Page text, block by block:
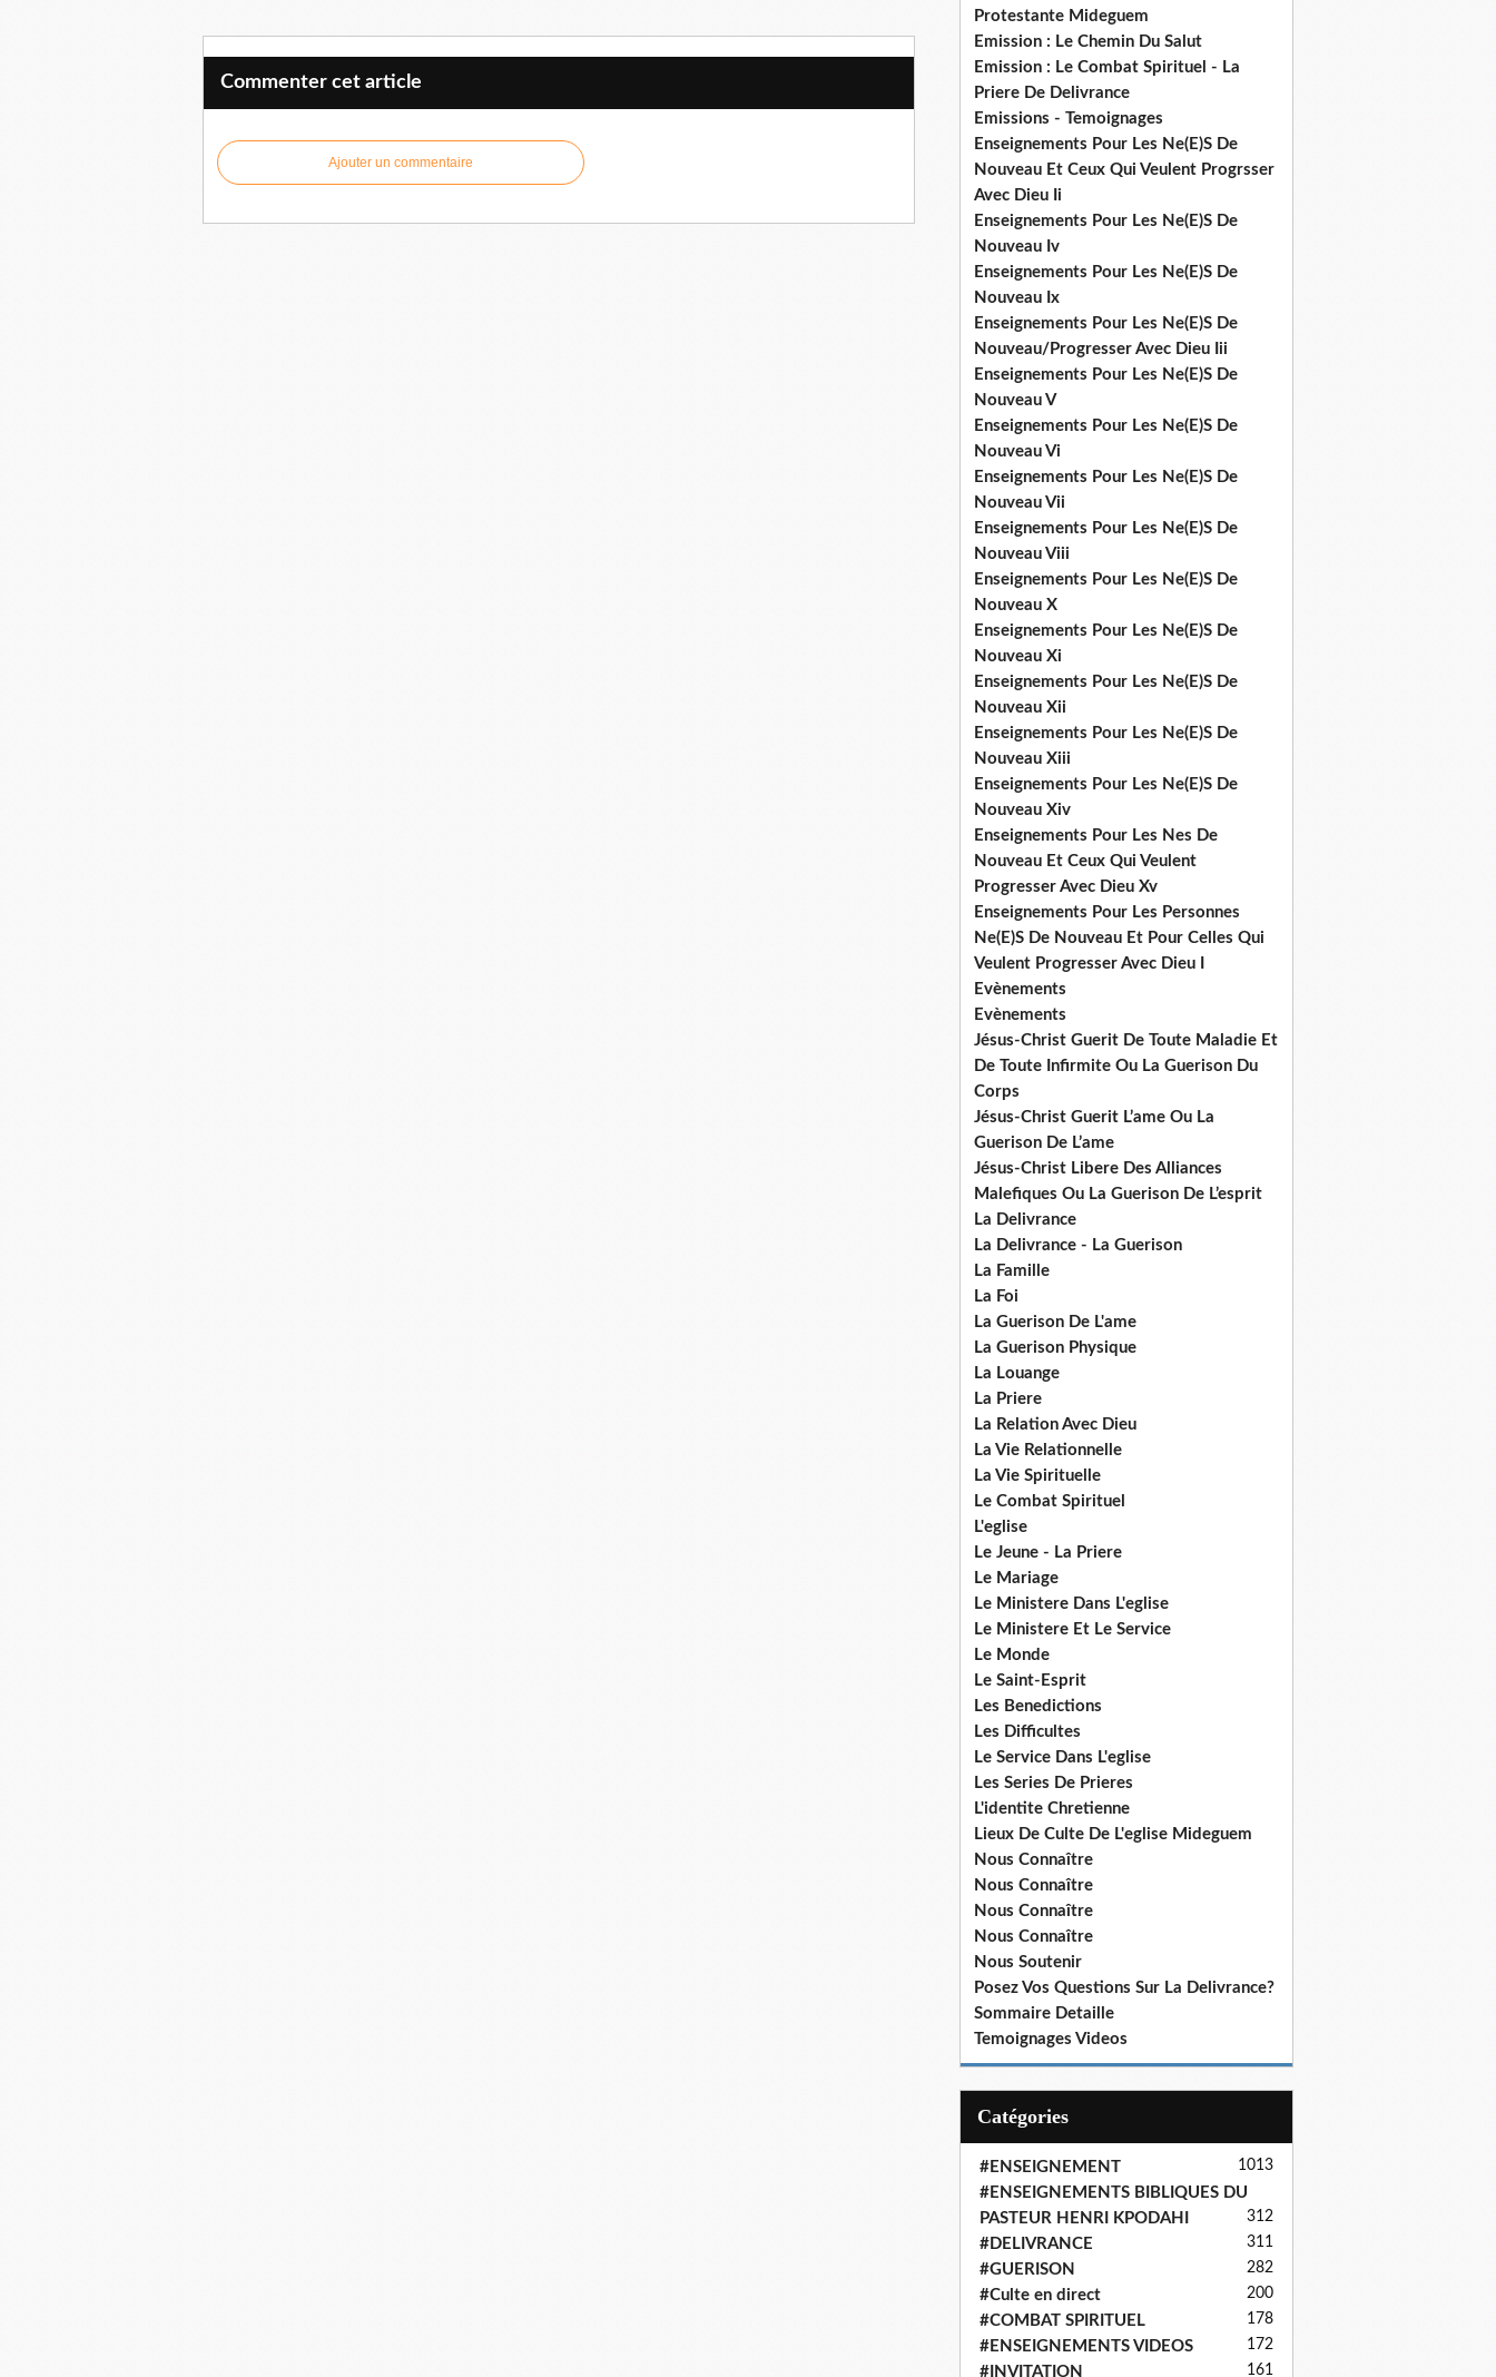
Commenter cet article
Ajouter un commentaire
Protestante Mideguem
Emission : Le Chemin Du Salut
Emission : Le Combat Spirituel - La
Priere De Delivrance
Emissions - Temoignages
Enseignements Pour Les Ne(E)S De
Nouveau Et Ceux Qui Veulent Progrsser
Avec Dieu Ii
Enseignements Pour Les Ne(E)S De
Nouveau Iv
Enseignements Pour Les Ne(E)S De
Nouveau Ix
Enseignements Pour Les Ne(E)S De
Nouveau/Progresser Avec Dieu Iii
Enseignements Pour Les Ne(E)S De
Nouveau V
Enseignements Pour Les Ne(E)S De
Nouveau Vi
Enseignements Pour Les Ne(E)S De
Nouveau Vii
Enseignements Pour Les Ne(E)S De
Nouveau Viii
Enseignements Pour Les Ne(E)S De
Nouveau X
Enseignements Pour Les Ne(E)S De
Nouveau Xi
Enseignements Pour Les Ne(E)S De
Nouveau Xii
Enseignements Pour Les Ne(E)S De
Nouveau Xiii
Enseignements Pour Les Ne(E)S De
Nouveau Xiv
Enseignements Pour Les Nes De
Nouveau Et Ceux Qui Veulent
Progresser Avec Dieu Xv
Enseignements Pour Les Personnes
Ne(E)S De Nouveau Et Pour Celles Qui
Veulent Progresser Avec Dieu I
Evènements
Evènements
Jésus-Christ Guerit De Toute Maladie Et
De Toute Infirmite Ou La Guerison Du
Corps
Jésus-Christ Guerit L’ame Ou La
Guerison De L’ame
Jésus-Christ Libere Des Alliances
Malefiques Ou La Guerison De L’esprit
La Delivrance
La Delivrance - La Guerison
La Famille
La Foi
La Guerison De L'ame
La Guerison Physique
La Louange
La Priere
La Relation Avec Dieu
La Vie Relationnelle
La Vie Spirituelle
Le Combat Spirituel
L'eglise
Le Jeune - La Priere
Le Mariage
Le Ministere Dans L'eglise
Le Ministere Et Le Service
Le Monde
Le Saint-Esprit
Les Benedictions
Les Difficultes
Le Service Dans L'eglise
Les Series De Prieres
L'identite Chretienne
Lieux De Culte De L'eglise Mideguem
Nous Connaître
Nous Connaître
Nous Connaître
Nous Connaître
Nous Soutenir
Posez Vos Questions Sur La Delivrance?
Sommaire Detaille
Temoignages Videos
Catégories
#ENSEIGNEMENT 1013
#ENSEIGNEMENTS BIBLIQUES DU
PASTEUR HENRI KPODAHI
312
#DELIVRANCE 311
#GUERISON 282
#Culte en direct 200
#COMBAT SPIRITUEL 178
#ENSEIGNEMENTS VIDEOS 172
#INVITATION 161